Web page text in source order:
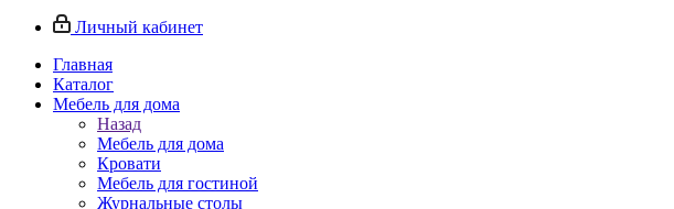
Личный кабинет
Главная
Каталог
Мебель для дома
Назад
Мебель для дома
Кровати
Мебель для гостиной
Журнальные столы